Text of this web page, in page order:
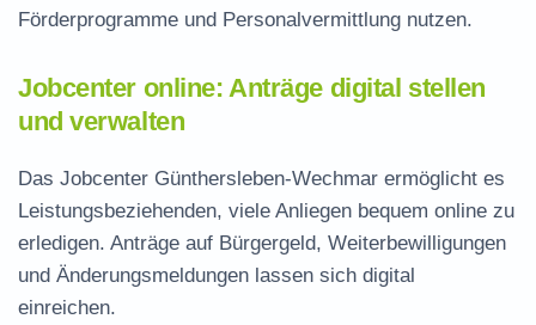
Förderprogramme und Personalvermittlung nutzen.
Jobcenter online: Anträge digital stellen
und verwalten
Das Jobcenter Günthersleben-Wechmar ermöglicht es
Leistungsbeziehenden, viele Anliegen bequem online zu
erledigen. Anträge auf Bürgergeld, Weiterbewilligungen
und Änderungsmeldungen lassen sich digital
einreichen.